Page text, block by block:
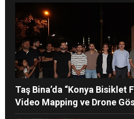
Taş Bina’da “Konya Bisiklet
Video Mapping ve Drone